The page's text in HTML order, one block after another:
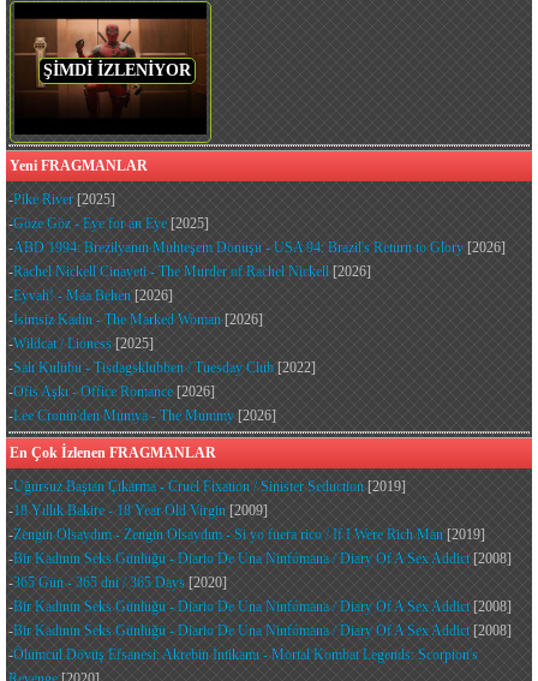
ŞİMDİ İZLENİYOR
Yeni FRAGMANLAR
-Pike River [2025]
-Göze Göz - Eye for an Eye [2025]
-ABD 1994: Brezilyanın Muhteşem Dönüşü - USA 94: Brazil's Return to Glory [2026]
-Rachel Nickell Cinayeti - The Murder of Rachel Nickell [2026]
-Eyvah! - Maa Behen [2026]
-İsimsiz Kadın - The Marked Woman [2026]
-Wildcat / Lioness [2025]
-Salı Kulübü - Tisdagsklubben / Tuesday Club [2022]
-Ofis Aşkı - Office Romance [2026]
-Lee Cronin'den Mumya - The Mummy [2026]
En Çok İzlenen FRAGMANLAR
-Uğursuz Baştan Çıkarma - Cruel Fixation / Sinister Seduction [2019]
-18 Yıllık Bakire - 18 Year Old Virgin [2009]
-Zengin Olsaydım - Zengin Olsaydım - Si yo fuera rico / If I Were Rich Man [2019]
-Bir Kadının Seks Günlüğü - Diario De Una Ninfómana / Diary Of A Sex Addict[2008]
-365 Gün - 365 dni / 365 Days [2020]
-Bir Kadının Seks Günlüğü - Diario De Una Ninfómana / Diary Of A Sex Addict[2008]
-Bir Kadının Seks Günlüğü - Diario De Una Ninfómana / Diary Of A Sex Addict[2008]
-Ölümcül Dövüş Efsanesi: Akrebin İntikamı - Mortal Kombat Legends: Scorpion's